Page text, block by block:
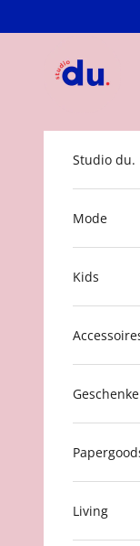
Studio du.
Mode
Kids
Geschenke
Living